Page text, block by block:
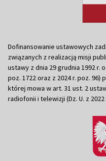
Dofinansowanie ustawowych
związanych z realizacją misji
ustawy z dnia 29 grudnia 1992 r.
poz. 1722 oraz z 2024 r. poz.
której mowa w art. 31 ust. 2
radiofonii i telewizji (Dz. U. z